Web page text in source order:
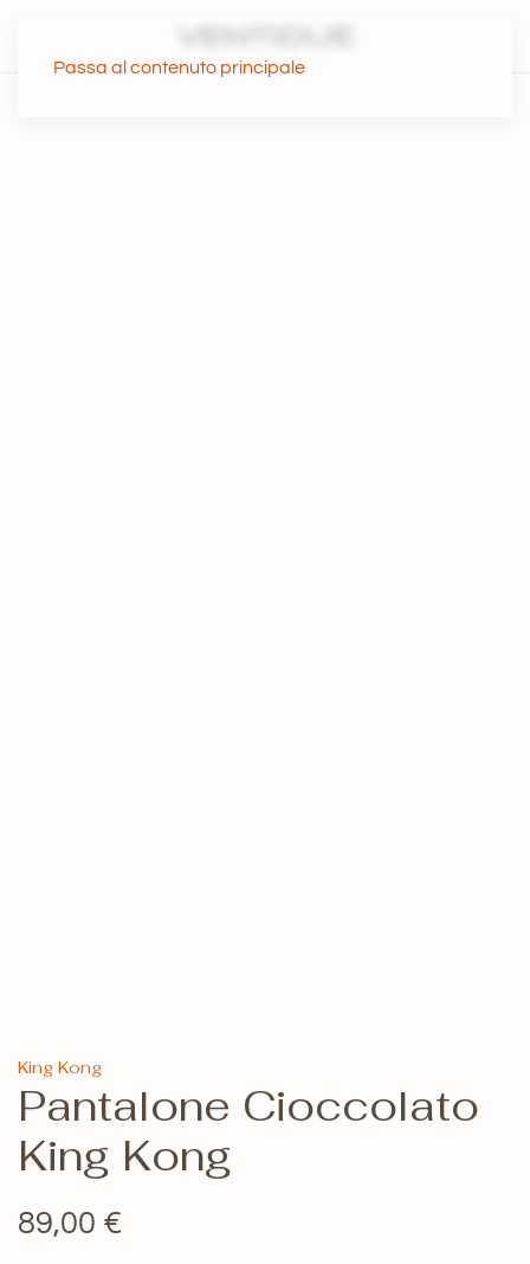
Passa al contenuto principale
King Kong
Pantalone Cioccolato
King Kong
89,00 €